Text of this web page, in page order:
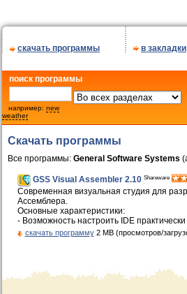
скачать программы в закладки
поиск программы
например: new
weather
Скачать программы
Все программы: General Software Systems
GSS Visual Assembler 2.10 Shareware
Современная визуальная студия для
Ассемблера.
Основные характеристики:
- Возможность настроить IDE
скачать программу2 MB (просмотров/